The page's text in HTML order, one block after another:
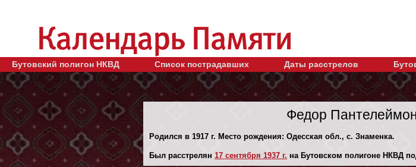
Бутовский полигон НКВД Список пострадавших Даты расстрелов
Федор
Родился в 1917 г. Место рождения: Одесская обл., с. Знаменка.
Был расстрелян 17 сентября 1937 г. на Бутовском полигоне НКВД